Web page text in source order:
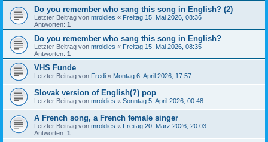
Do you remember who sang this song in English? (2)
Letzter Beitrag von mroldies « Freitag 15. Mai 2026, 08:36
Antworten: 1
Do you remember who sang this song in English?
Letzter Beitrag von mroldies « Freitag 15. Mai 2026, 08:35
Antworten: 1
VHS Funde
Letzter Beitrag von Fredi « Montag 6. April 2026, 17:57
Slovak version of English(?) pop
Letzter Beitrag von mroldies « Sonntag 5. April 2026, 00:48
A French song, a French female singer
Letzter Beitrag von mroldies « Freitag 20. März 2026, 20:03
Antworten: 1